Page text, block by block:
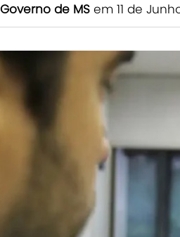
de MS em 11 de